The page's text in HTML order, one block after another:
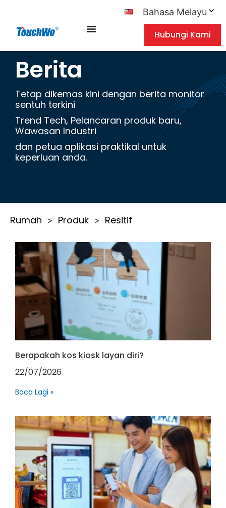
Bahasa Melayu
Hubungi Kami
Berita
Tetap dikemas kini dengan berita monitor
sentuh terkini
Trend Tech, Pelancaran produk baru,
Wawasan Industri
dan petua aplikasi praktikal untuk
keperluan anda.
Rumah > Produk > Resitif
Berapakah kos kiosk layan diri?
22/07/2026
Baca Lagi »